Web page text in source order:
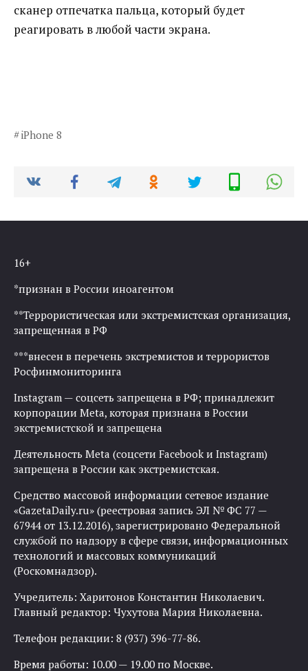
сканер отпечатка пальца, который будет
реагировать в любой части экрана.
iPhone 8
16+
*признан в России иноагентом
**Террористическая или экстремистская организация,
запрещенная в РФ
***внесен в перечень экстремистов и террористов
Росфинмониторинга
Instagram — соцсеть запрещена в РФ; принадлежит
корпорации Meta, которая признана в России
экстремистской и запрещена
Деятельность Meta (соцсети Facebook и Instagram)
запрещена в России как экстремистская.
Средство массовой информации сетевое издание
«GazetaDaily.ru» (реестровая запись ЭЛ № ФС 77 —
67944 от 13.12.2016), зарегистрировано Федеральной
службой по надзору в сфере связи, информационных
технологий и массовых коммуникаций
(Роскомнадзор).
Учредитель: Харитонов Константин Николаевич.
Главный редактор: Чухутова Мария Николаевна.
Телефон редакции: 8 (937) 396-77-86.
Время работы: 10.00 — 19.00 по Москве.